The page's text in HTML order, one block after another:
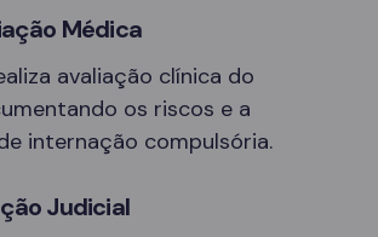
Médica
avaliação clínica do
os riscos e a
internação compulsória.
Judicial